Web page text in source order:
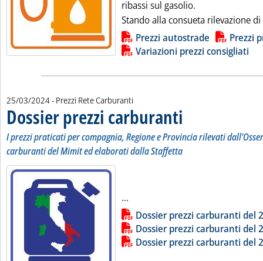
ribassi sul gasolio.
Stando alla consueta rilevazione
Lista allegati PDF alla notiziaPrezzi autostrade
Prezzi
Variazioni prezzi consigliati
25/03/2024- Prezzi Rete Carburanti
Dossier prezzi carburanti
I prezzi praticati per compagnia, Regione e Provincia rilevati
carburanti del Mimit ed elaborati dalla Staffetta
...
Lista allegati PDF alla notiziaDossier prezzi carburanti del
Dossier prezzi carburanti del
Dossier prezzi carburanti del